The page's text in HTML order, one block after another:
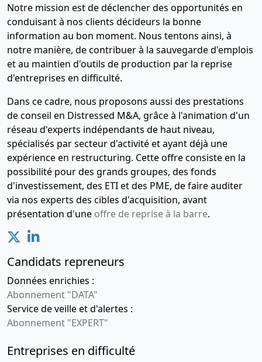
Notre mission est de déclencher des opportunités en
conduisant à nos clients décideurs la bonne
information au bon moment. Nous tentons ainsi, à
notre manière, de contribuer à la sauvegarde d'emplois
et au maintien d'outils de production par la reprise
d'entreprises en difficulté.
Dans ce cadre, nous proposons aussi des prestations
de conseil en Distressed M&A, grâce à l'animation d'un
réseau d'experts indépendants de haut niveau,
spécialisés par secteur d'activité et ayant déjà une
expérience en restructuring. Cette offre consiste en la
possibilité pour des grands groupes, des fonds
d'investissement, des ETI et des PME, de faire auditer
via nos experts des cibles d'acquisition, avant
présentation d'une offre de reprise à la barre.
Candidats repreneurs
Données enrichies :
Abonnement "DATA"
Service de veille et d'alertes :
Abonnement "EXPERT"
Entreprises en difficulté